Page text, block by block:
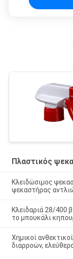
Πλαστικός
Κλειδώσιμος
ψεκαστήρας
Κλειδαριά 28/400
το μπουκάλι
Χημικοί
διαρροών,